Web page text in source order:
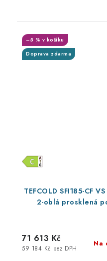
TEFCOLD SFI185-CF
2-oblá prosklená
Doprava zdarma
–5 % v košíku
Na
59 184 Kč bez DPH
71 613 Kč